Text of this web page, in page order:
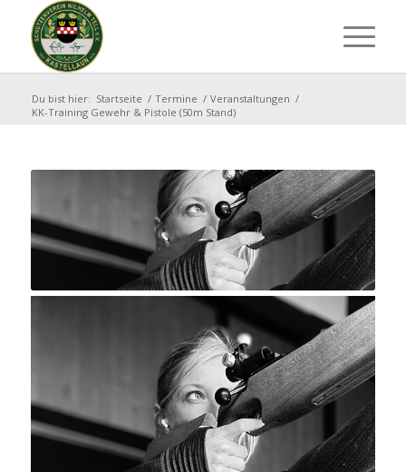
Du bist hier: Startseite / Termine / Veranstaltungen /
KK-Training Gewehr & Pistole (50m Stand)